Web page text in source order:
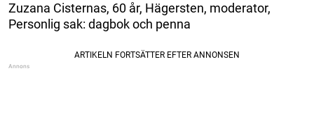
Zuzana Cisternas, 60 år, Hägersten, moderator,
Personlig sak: dagbok och penna